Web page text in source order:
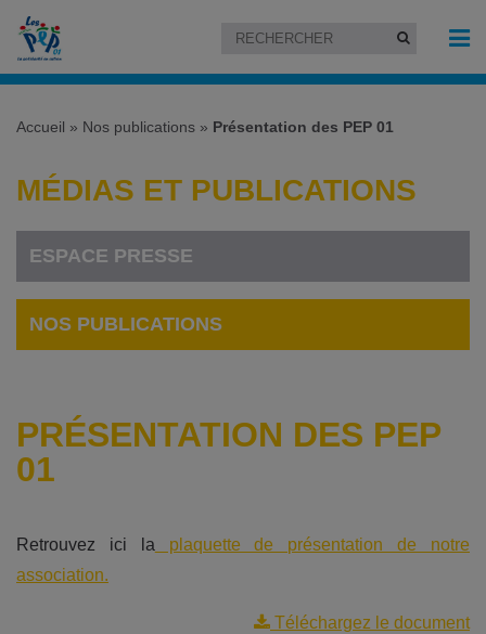
Accueil » Nos publications » Présentation des PEP 01
MÉDIAS ET PUBLICATIONS
ESPACE PRESSE
NOS PUBLICATIONS
PRÉSENTATION DES PEP
01
Retrouvez ici la plaquette de présentation de notre
association.
Téléchargez le document